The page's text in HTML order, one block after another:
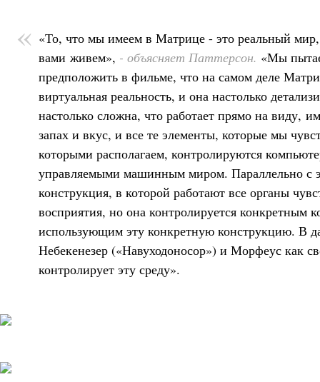
«То, что мы имеем в Матрице - это реальный
вами живем», - объясняет Паттерсон. «Мы
предположить в фильме, что на самом деле
виртуальная реальность, и она настолько
настолько сложна, что работает прямо на виду,
запах и вкус, и все те элементы, которые мы
которыми располагаем, контролируются
управляемыми машинным миром. Параллельно с
конструкция, в которой работают все органы
восприятия, но она контролируется конкретным
использующим эту конкретную конструкцию. В
Небекенезер («Навуходоносор») и Морфеус как
контролирует эту среду».